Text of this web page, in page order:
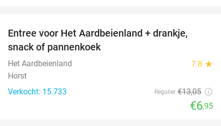
Entree voor Het Aardbeienland + drankje,
snack of pannenkoek
Het Aardbeienland 7.8 star
Horst
Verkocht: 15.733
Regulier €13,05
€6,95